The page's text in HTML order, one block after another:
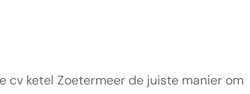
cv ketel Zoetermeer de juiste manier om